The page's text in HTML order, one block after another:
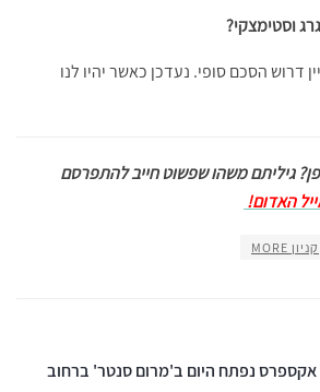
וסטימצקי?
הסכם סופי. נעדכן כאשר יהיו לנו
גיליתם משהו שפשוט חייב להתפרסם
האדום!
קניון MORE
נפתח היום ב'מרום סנטר' ברחוב